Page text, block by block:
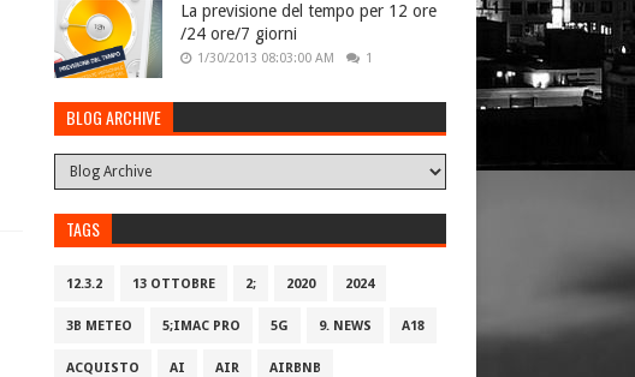
La previsione del tempo per 12 ore
/24 ore/7 giorni
1/30/2013 08:03:00 AM 1
BLOG ARCHIVE
TAGS
12.3.2 13 OTTOBRE 2; 2020 2024
3B METEO 5;IMAC PRO 5G 9. NEWS A18
ACQUISTO AI AIR AIRBNB